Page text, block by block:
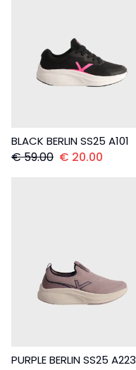
BLACK BERLIN SS25 A101
€59.00 € 20.00
PURPLE BERLIN SS25 A223